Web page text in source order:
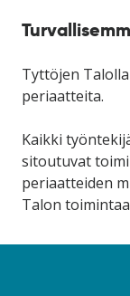
Tyttöjen
periaatteita.
Kaikki
sitoutuvat
periaatteiden
Talon